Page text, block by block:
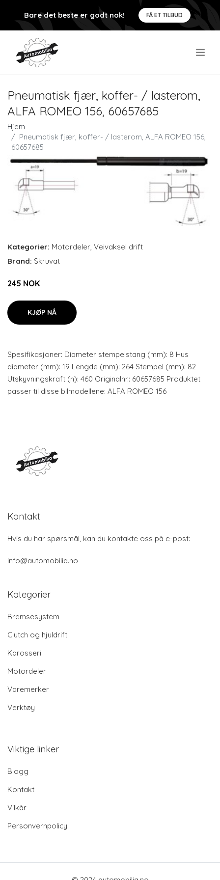
Bare det beste er godt nok! FÅ ET TILBUD
Pneumatisk fjær, koffer- / lasterom,
ALFA ROMEO 156, 60657685
Hjem
Pneumatisk fjær, koffer- / lasterom, ALFA ROMEO 156,
60657685
Kategorier: Motordeler, Veivaksel drift
Brand: Skruvat
245 NOK
KJØP NÅ
Spesifikasjoner: Diameter stempelstang (mm): 8 Hus
diameter (mm): 19 Lengde (mm): 264 Stempel (mm): 82
Utskyvningskraft (n): 460 Originalnr.: 60657685 Produktet
passer til disse bilmodellene: ALFA ROMEO 156
Kontakt
Hvis du har spørsmål, kan du kontakte oss på e-post:
info@automobilia.no
Kategorier
Bremsesystem
Clutch og hjuldrift
Karosseri
Motordeler
Varemerker
Verktøy
Viktige linker
Blogg
Kontakt
Vilkår
Personvernpolicy